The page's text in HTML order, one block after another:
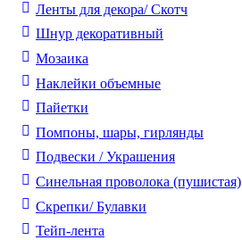
Ленты для декора/ Скотч
Шнур декоративный
Мозаика
Наклейки объемные
Пайетки
Помпоны, шары, гирлянды
Подвески / Украшения
Синельная проволока (пушистая)
Скрепки/ Булавки
Тейп-лента